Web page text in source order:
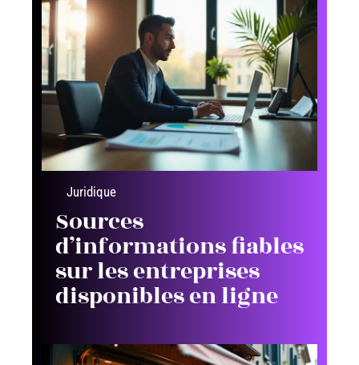
Juridique
Sources
d’informations fiables
sur les entreprises
disponibles en ligne